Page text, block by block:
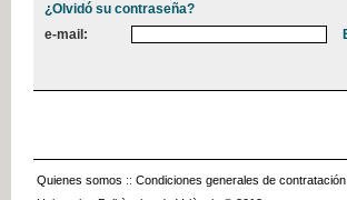
¿Olvidó su contraseña?
e-mail:
Quienes somos :: Condiciones generales de contratación